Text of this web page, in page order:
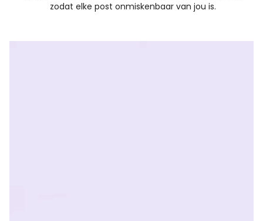
zodat elke post onmiskenbaar van jou is.